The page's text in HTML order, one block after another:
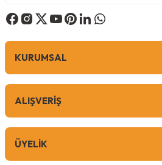
199,00TL
Pugalo
KURUMSAL
ALIŞVERİŞ
ÜYELİK